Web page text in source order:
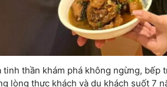
tinh thần khám phá không ngừng, bếp
lòng thực khách và du khách suốt 7